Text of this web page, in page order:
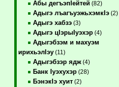
Абы дегъэпIейтей(82)
Адыгэ лъагъуэжьхэмкIэ(2)
Адыгэ хабзэ(3)
Адыгэ цIэрыIуэхэр(4)
Адыгэбзэм и махуэм
ирихьэлIэу(11)
Адыгэбзэр ядж(4)
Банк Iуэхухэр(28)
БэнэкIэ хуит(2)